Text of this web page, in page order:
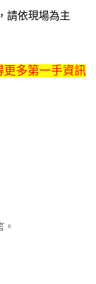
請依現場為主
更多第一手資訊
。